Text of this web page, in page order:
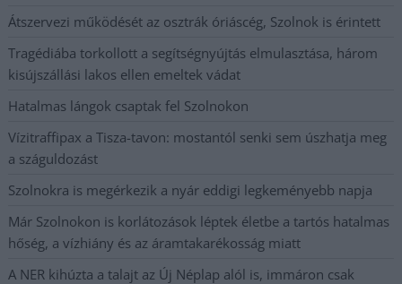
Átszervezi működését az osztrák óriáscég, Szolnok is érintett
Tragédiába torkollott a segítségnyújtás elmulasztása, három
kisújszállási lakos ellen emeltek vádat
Hatalmas lángok csaptak fel Szolnokon
Vízitraffipax a Tisza-tavon: mostantól senki sem úszhatja meg
a száguldozást
Szolnokra is megérkezik a nyár eddigi legkeményebb napja
Már Szolnokon is korlátozások léptek életbe a tartós hatalmas
hőség, a vízhiány és az áramtakarékosság miatt
A NER kihúzta a talajt az Új Néplap alól is, immáron csak